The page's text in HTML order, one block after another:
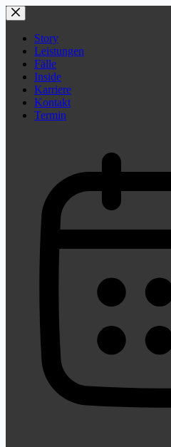
Zum
Inhalt
springenStory
Leistungen
Fälle
Inside
Karriere
Kontakt
Termin